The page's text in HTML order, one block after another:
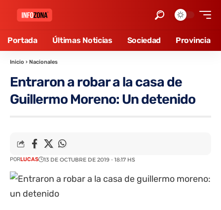
Portada Últimas Noticias Sociedad Provincia
Inicio › Nacionales
Entraron a robar a la casa de
Guillermo Moreno: Un detenido
PORLUCAS 13 DE OCTUBRE DE 2019 - 18:17 HS